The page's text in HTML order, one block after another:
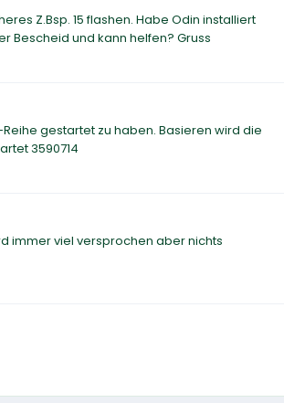
Z.Bsp. 15 flashen. Habe Odin installiert
Bescheid und kann helfen? Gruss
gestartet zu haben. Basieren wird die
3590714
immer viel versprochen aber nichts